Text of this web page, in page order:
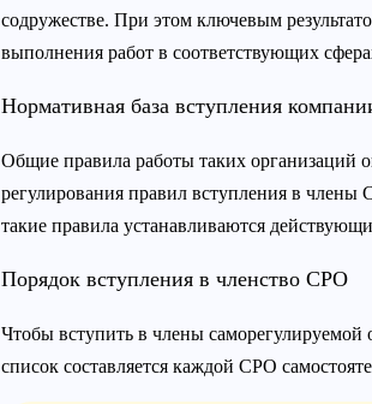
содружестве. При этом ключевым
выполнения работ в соответствующих
Нормативная база вступления
Общие правила работы таких организаций
регулирования правил вступления в
такие правила устанавливаются
Порядок вступления в членство СРО
Чтобы вступить в члены саморегулируемой
список составляется каждой СРО